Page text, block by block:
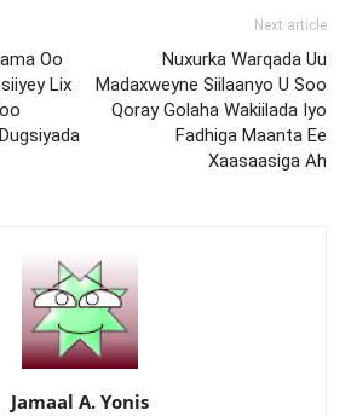
Oo
Lix
Next article
Nuxurka Warqada Uu
Madaxweyne Siilaanyo U Soo
Qoray Golaha Wakiilada Iyo
Fadhiga Maanta Ee
Xaasaasiga Ah
Jamaal A. Yonis